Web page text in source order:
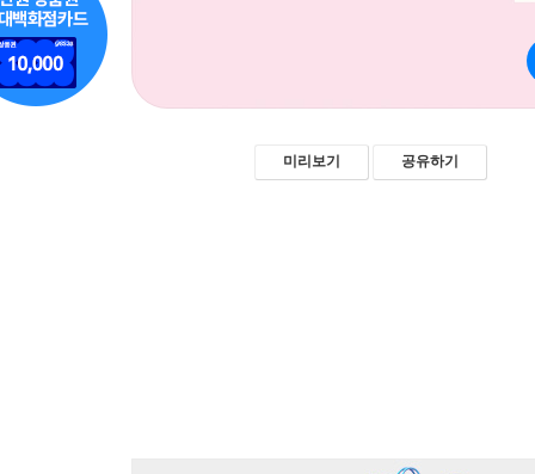
미리보기 공유하기